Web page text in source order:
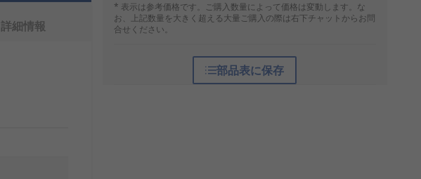
* 表示は参考価格です。ご購入数量によって価格は変動します。な
お、上記数量を大きく超える大量ご購入の際は右下チャットからお問
合せください。
部品表に保存
詳細情報